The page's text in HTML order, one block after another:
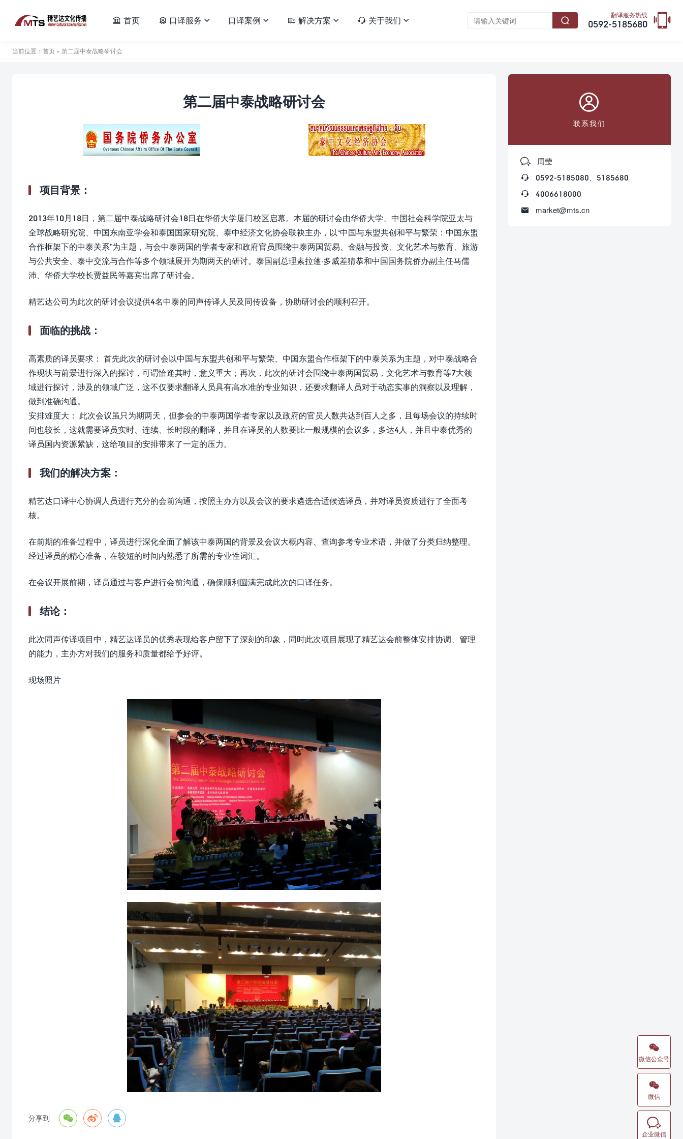
翻译服务热线
0592-5185680 
 首页  口译服务  口译案例   解决方案   关于我们  
当前位置： 首页 » 第二届中泰战略研讨会
第二届中泰战略研讨会
项目背景：
2013年10月18日，第二届中泰战略研讨会18日在华侨大学厦门校区启幕。本届的研讨会由华侨大学、中国社会科学院亚太与
全球战略研究院、中国东南亚学会和泰国国家研究院、泰中经济文化协会联袂主办，以“中国与东盟共创和平与繁荣：中国东盟
合作框架下的中泰关系”为主题，与会中泰两国的学者专家和政府官员围绕中泰两国贸易、金融与投资、文化艺术与教育、旅游
与公共安全、泰中交流与合作等多个领域展开为期两天的研讨。泰国副总理素拉蓬·多威差猜恭和中国国务院侨办副主任马儒
沛、华侨大学校长贾益民等嘉宾出席了研讨会。
精艺达公司为此次的研讨会议提供4名中泰的同声传译人员及同传设备，协助研讨会的顺利召开。
面临的挑战：
高素质的译员要求： 首先此次的研讨会以中国与东盟共创和平与繁荣、中国东盟合作框架下的中泰关系为主题，对中泰战略合
作现状与前景进行深入的探讨，可谓恰逢其时，意义重大；再次，此次的研讨会围绕中泰两国贸易，文化艺术与教育等7大领
域进行探讨，涉及的领域广泛，这不仅要求翻译人员具有高水准的专业知识，还要求翻译人员对于动态实事的洞察以及理解，
做到准确沟通。
安排难度大： 此次会议虽只为期两天，但参会的中泰两国学者专家以及政府的官员人数共达到百人之多，且每场会议的持续时
间也较长，这就需要译员实时、连续、长时段的翻译，并且在译员的人数要比一般规模的会议多，多达4人，并且中泰优秀的
译员国内资源紧缺，这给项目的安排带来了一定的压力。
我们的解决方案：
精艺达口译中心协调人员进行充分的会前沟通，按照主办方以及会议的要求遴选合适候选译员，并对译员资质进行了全面考
核。
在前期的准备过程中，译员进行深化全面了解该中泰两国的背景及会议大概内容、查询参考专业术语，并做了分类归纳整理。
经过译员的精心准备，在较短的时间内熟悉了所需的专业性词汇。
在会议开展前期，译员通过与客户进行会前沟通，确保顺利圆满完成此次的口译任务。
结论：
此次同声传译项目中，精艺达译员的优秀表现给客户留下了深刻的印象，同时此次项目展现了精艺达会前整体安排协调、管理
的能力，主办方对我们的服务和质量都给予好评。
现场照片
分享到   

联系我们

周莹

0592-5185080、5185680

4006618000

market@mts.cn

微信公众号

微信

企业微信